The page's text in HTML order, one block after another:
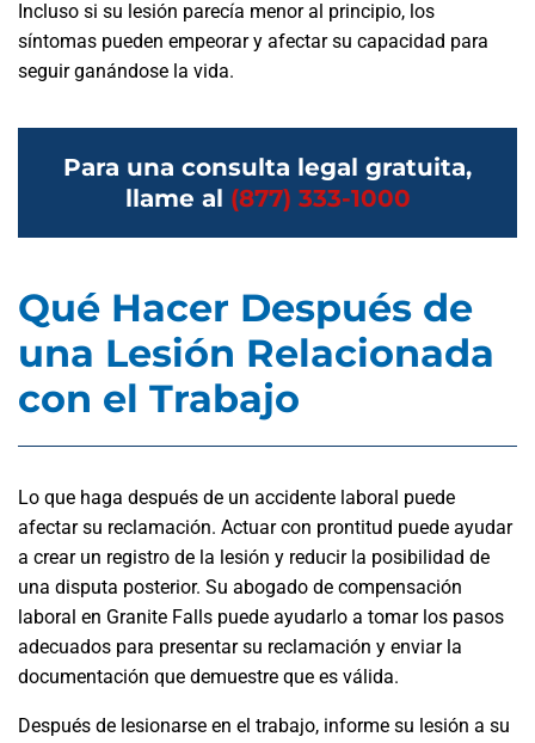
Incluso si su lesión parecía menor al principio, los
síntomas pueden empeorar y afectar su capacidad para
seguir ganándose la vida.
Para una consulta legal gratuita,
llame al (877) 333-1000
Qué Hacer Después de
una Lesión Relacionada
con el Trabajo
Lo que haga después de un accidente laboral puede
afectar su reclamación. Actuar con prontitud puede ayudar
a crear un registro de la lesión y reducir la posibilidad de
una disputa posterior. Su abogado de compensación
laboral en Granite Falls puede ayudarlo a tomar los pasos
adecuados para presentar su reclamación y enviar la
documentación que demuestre que es válida.
Después de lesionarse en el trabajo, informe su lesión a su